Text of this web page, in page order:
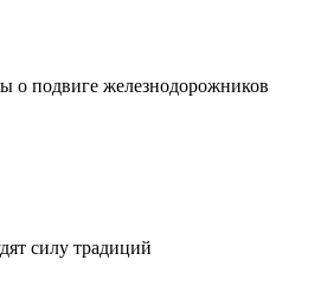
о подвиге железнодорожников
силу традиций